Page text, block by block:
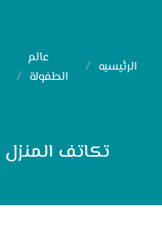
الرئيسيه
عالم
الطفولة
تكاتف